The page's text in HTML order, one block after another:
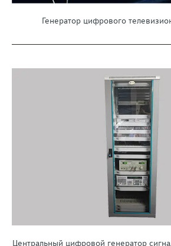
Генератор цифрового
Центральный цифровой генератор